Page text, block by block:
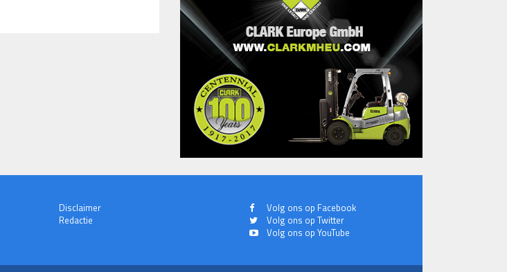
Disclaimer
Redactie
Volg ons op Facebook
Volg ons op Twitter
Volg ons op YouTube